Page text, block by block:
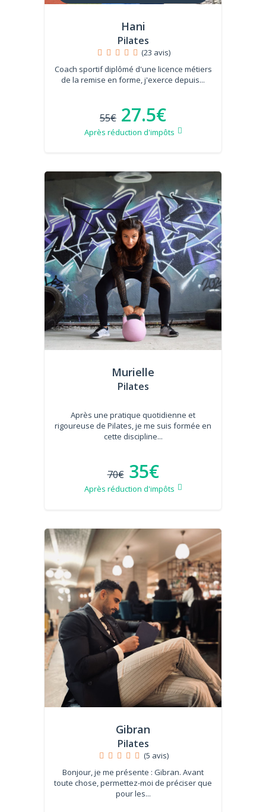
Hani
Pilates
(23 avis)
Coach sportif diplômé d'une licence métiers
de la remise en forme, j'exerce depuis...
55€ 27.5€
Après réduction d'impôts
Murielle
Pilates
Après une pratique quotidienne et
rigoureuse de Pilates, je me suis formée en
cette discipline...
70€ 35€
Après réduction d'impôts
Gibran
Pilates
(5 avis)
Bonjour, je me présente : Gibran. Avant
toute chose, permettez-moi de préciser que
pour les...